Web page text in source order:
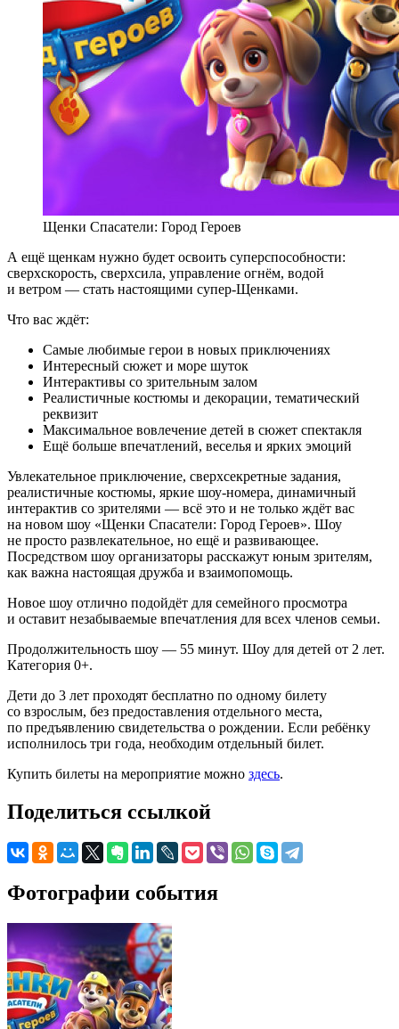
Щенки Спасатели: Город Героев
А ещё щенкам нужно будет освоить суперспособности:
сверхскорость, сверхсила, управление огнём, водой
и ветром — стать настоящими супер-Щенками.
Что вас ждёт:
Самые любимые герои в новых приключениях
Интересный сюжет и море шуток
Интерактивы со зрительным залом
Реалистичные костюмы и декорации, тематический
реквизит
Максимальное вовлечение детей в сюжет спектакля
Ещё больше впечатлений, веселья и ярких эмоций
Увлекательное приключение, сверхсекретные задания,
реалистичные костюмы, яркие шоу-номера, динамичный
интерактив со зрителями — всё это и не только ждёт вас
на новом шоу «Щенки Спасатели: Город Героев». Шоу
не просто развлекательное, но ещё и развивающее.
Посредством шоу организаторы расскажут юным зрителям,
как важна настоящая дружба и взаимопомощь.
Новое шоу отлично подойдёт для семейного просмотра
и оставит незабываемые впечатления для всех членов семьи.
Продолжительность шоу — 55 минут. Шоу для детей от 2 лет.
Категория 0+.
Дети до 3 лет проходят бесплатно по одному билету
со взрослым, без предоставления отдельного места,
по предъявлению свидетельства о рождении. Если ребёнку
исполнилось три года, необходим отдельный билет.
Купить билеты на мероприятие можно здесь.
Поделиться ссылкой
Фотографии события